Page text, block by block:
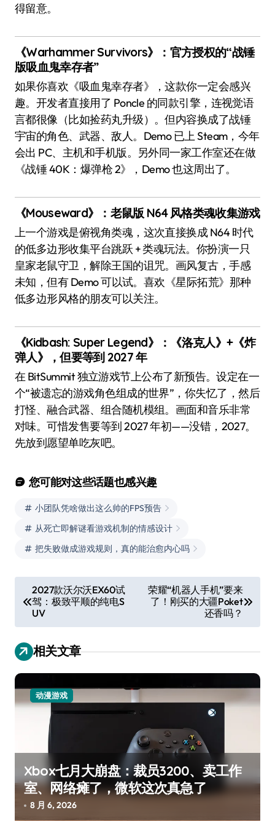
得留意。
《Warhammer Survivors》：官方授权的“战锤
版吸血鬼幸存者”
如果你喜欢《吸血鬼幸存者》，这款你一定会感兴
趣。开发者直接用了 Poncle 的同款引擎，连视觉语
言都很像（比如捡药丸升级）。但内容换成了战锤
宇宙的角色、武器、敌人。Demo 已上 Steam，今年
会出 PC、主机和手机版。另外同一家工作室还在做
《战锤 40K：爆弹枪 2》，Demo 也这周出了。
《Mouseward》：老鼠版 N64 风格类魂收集游戏
上一个游戏是俯视角类魂，这次直接换成 N64 时代
的低多边形收集平台跳跃 + 类魂玩法。你扮演一只
皇家老鼠守卫，解除王国的诅咒。画风复古，手感
未知，但有 Demo 可以试。喜欢《星际拓荒》那种
低多边形风格的朋友可以关注。
《Kidbash: Super Legend》：《洛克人》+《炸
弹人》，但要等到 2027 年
在 BitSummit 独立游戏节上公布了新预告。设定在一
个“被遗忘的游戏角色组成的世界”，你失忆了，然后
打怪、融合武器、组合随机模组。画面和音乐非常
对味。可惜发售要等到 2027 年初——没错，2027。
先放到愿望单吃灰吧。
您可能对这些话题也感兴趣
小团队凭啥做出这么帅的FPS预告
从死亡即解谜看游戏机制的情感设计
把失败做成游戏规则，真的能治愈内心吗
章
导
航
2027款沃尔沃EX60试
驾：极致平顺的纯电S
UV
荣耀“机器人手机”要来
了！刚买的大疆Poket
还香吗？
相关文章
动漫游戏
Xbox七月大崩盘：裁员3200、卖工作
室、网络瘫了，微软这次真急了
8 月 6, 2026